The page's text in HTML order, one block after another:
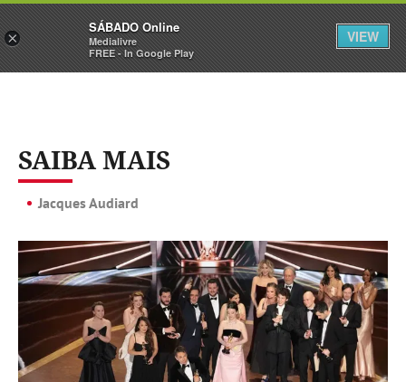
Sábado Assine Iniciar Sessão
SAIBA MAIS
Jacques Audiard
×
SÁBADO Online
Medialivre
FREE - In Google Play
VIEW